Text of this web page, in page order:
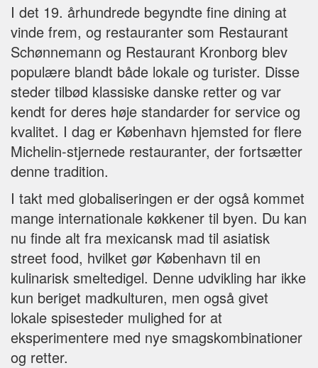
I det 19. århundrede begyndte fine dining at
vinde frem, og restauranter som Restaurant
Schønnemann og Restaurant Kronborg blev
populære blandt både lokale og turister. Disse
steder tilbød klassiske danske retter og var
kendt for deres høje standarder for service og
kvalitet. I dag er København hjemsted for flere
Michelin-stjernede restauranter, der fortsætter
denne tradition.
I takt med globaliseringen er der også kommet
mange internationale køkkener til byen. Du kan
nu finde alt fra mexicansk mad til asiatisk
street food, hvilket gør København til en
kulinarisk smeltedigel. Denne udvikling har ikke
kun beriget madkulturen, men også givet
lokale spisesteder mulighed for at
eksperimentere med nye smagskombinationer
og retter.